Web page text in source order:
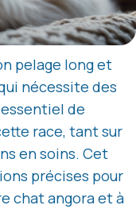
pelage long et
nécessite des
de
race, tant sur
en soins. Cet
précises pour
chat angora et à